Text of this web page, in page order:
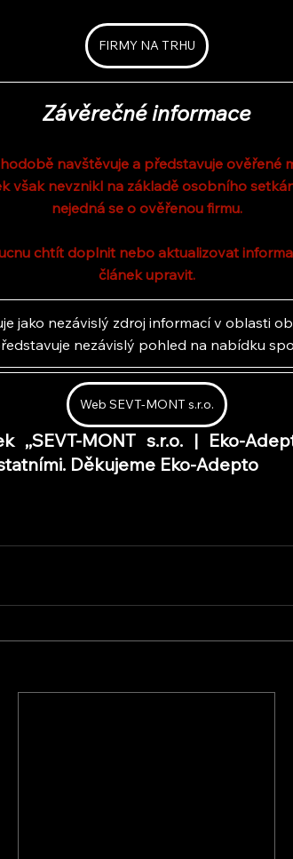
FIRMY NA TRHU
Závěrečné informace
navštěvuje a představuje ověřené
však nevznikl na základě osobního
nejedná se o ověřenou firmu.
chtít doplnit nebo aktualizovat
článek upravit.
jako nezávislý zdroj informací v oblasti
nezávislý pohled na nabídku
Web SEVT-MONT s.r.o.
,,SEVT-MONT s.r.o. | Eko-
Děkujeme Eko-Adepto